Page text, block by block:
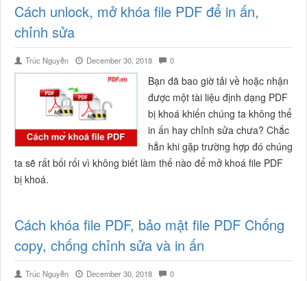
Cách unlock, mở khóa file PDF để in ấn,
chỉnh sửa
Trúc Nguyễn December 30, 2018 0
Bạn đã bao giờ tải về hoặc nhận
được một tài liệu định dạng PDF
bị khoá khiến chúng ta không thể
in ấn hay chỉnh sửa chưa? Chắc
hẳn khi gặp trường hợp đó chúng
ta sẽ rất bối rối vì không biết làm thế nào để mở khoá file PDF
bị khoá.
Cách khóa file PDF, bảo mật file PDF Chống
copy, chống chỉnh sửa và in ấn
Trúc Nguyễn December 30, 2018 0